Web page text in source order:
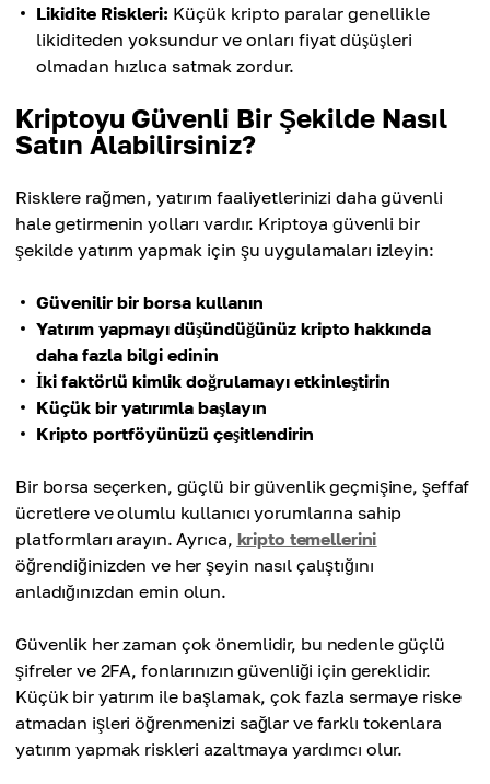
Likidite Riskleri: Küçük kripto paralar genellikle
likiditeden yoksundur ve onları fiyat düşüşleri
olmadan hızlıca satmak zordur.
Kriptoyu Güvenli Bir Şekilde Nasıl
Satın Alabilirsiniz?
Risklere rağmen, yatırım faaliyetlerinizi daha güvenli
hale getirmenin yolları vardır. Kriptoya güvenli bir
şekilde yatırım yapmak için şu uygulamaları izleyin:
Güvenilir bir borsa kullanın
Yatırım yapmayı düşündüğünüz kripto hakkında
daha fazla bilgi edinin
İki faktörlü kimlik doğrulamayı etkinleştirin
Küçük bir yatırımla başlayın
Kripto portföyünüzü çeşitlendirin
Bir borsa seçerken, güçlü bir güvenlik geçmişine, şeffaf
ücretlere ve olumlu kullanıcı yorumlarına sahip
platformları arayın. Ayrıca, kripto temellerini
öğrendiğinizden ve her şeyin nasıl çalıştığını
anladığınızdan emin olun.
Güvenlik her zaman çok önemlidir, bu nedenle güçlü
şifreler ve 2FA, fonlarınızın güvenliği için gereklidir.
Küçük bir yatırım ile başlamak, çok fazla sermaye riske
atmadan işleri öğrenmenizi sağlar ve farklı tokenlara
yatırım yapmak riskleri azaltmaya yardımcı olur.